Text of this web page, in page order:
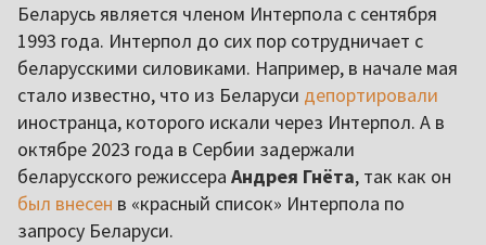
Беларусь является членом Интерпола с сентября
1993 года. Интерпол до сих пор сотрудничает с
беларусскими силовиками. Например, в начале мая
стало известно, что из Беларуси депортировали
иностранца, которого искали через Интерпол. А в
октябре 2023 года в Сербии задержали
беларусского режиссера Андрея Гнёта, так как он
был внесен в «красный список» Интерпола по
запросу Беларуси.